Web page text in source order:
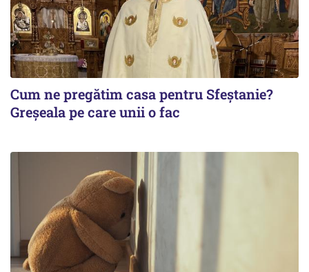
Cum ne pregătim casa pentru Sfeștanie?
Greșeala pe care unii o fac